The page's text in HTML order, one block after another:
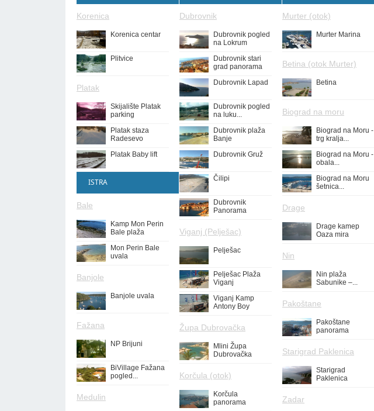
Korenica
Korenica centar
Plitvice
Platak
Skijalište Platak
parking
Platak staza
Radesevo
Platak Baby lift
ISTRA
Bale
Kamp Mon Perin
Bale plaža
Mon Perin Bale
uvala
Banjole
Banjole uvala
Fažana
NP Brijuni
BiVillage Fažana
pogled...
Medulin
Dubrovnik
Dubrovnik pogled
na Lokrum
Dubrovnik stari
grad panorama
Dubrovnik Lapad
Dubrovnik pogled
na luku...
Dubrovnik plaža
Banje
Dubrovnik Gruž
Čilipi
Dubrovnik
Panorama
Viganj (Pelješac)
Pelješac
Pelješac Plaža
Viganj
Viganj Kamp
Antony Boy
Župa Dubrovačka
Mlini Župa
Dubrovačka
Korčula (otok)
Korčula
panorama
Murter (otok)
Murter Marina
Betina (otok Murter)
Betina
Biograd na moru
Biograd na Moru -
trg kralja...
Biograd na Moru -
obala...
Biograd na Moru
šetnica...
Drage
Drage kamep
Oaza mira
Nin
Nin plaža
Sabunike –...
Pakoštane
Pakoštane
panorama
Starigrad Paklenica
Starigrad
Paklenica
Zadar